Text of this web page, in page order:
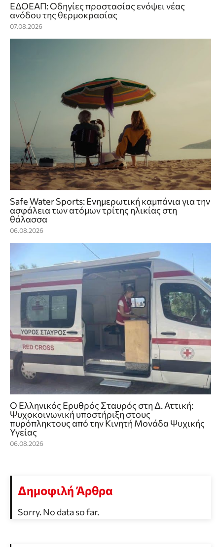
ΕΔΟΕΑΠ: Οδηγίες προστασίας ενόψει νέας
ανόδου της θερμοκρασίας
07.08.2026
Safe Water Sports: Eνημερωτική καμπάνια για την
ασφάλεια των ατόμων τρίτης ηλικίας στη
θάλασσα
06.08.2026
Ο Ελληνικός Ερυθρός Σταυρός στη Δ. Αττική:
Ψυχοκοινωνική υποστήριξη στους
πυρόπληκτους από την Κινητή Μονάδα Ψυχικής
Υγείας
06.08.2026
Δημοφιλή Άρθρα
Sorry. No data so far.